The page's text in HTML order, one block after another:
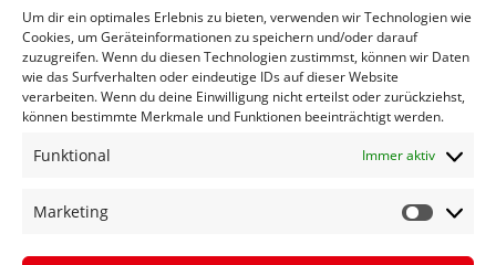
Um dir ein optimales Erlebnis zu bieten, verwenden wir Technologien wie
Cookies, um Geräteinformationen zu speichern und/oder darauf
zuzugreifen. Wenn du diesen Technologien zustimmst, können wir Daten
wie das Surfverhalten oder eindeutige IDs auf dieser Website
verarbeiten. Wenn du deine Einwilligung nicht erteilst oder zurückziehst,
können bestimmte Merkmale und Funktionen beeinträchtigt werden.
Funktional Immer aktiv
Marketing
der Arbeit einer Fraktion im Deutschen Bundestag zu
vermitteln.
Rund 100 Schülerinnen und Schüler, Auszubildende und
Studierende aus ganz Deutschland werden vom 9. bis
11. November 2014 in Berlin auf Kosten der SPD in die
Rolle der Abgeordneten schlüpfen und über politische
Jugendlichen dann den „echten“ Abgeordneten der SPD-
Bundestagsfraktion vorstellen und übergeben.
Bewerbungen können bis Donnerstag, 03. Juli 2014